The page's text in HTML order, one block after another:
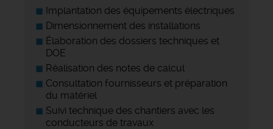
Implantation des équipements électriques
Dimensionnement des installations
Élaboration des dossiers techniques et
DOE
Réalisation des notes de calcul
Consultation fournisseurs et préparation
du matériel
Suivi technique des chantiers avec les
conducteurs de travaux